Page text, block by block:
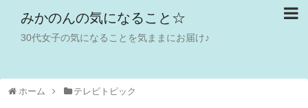
みかのんの気になること☆
30代女子の気になることを気ままにお届け♪
ホーム テレビトピック